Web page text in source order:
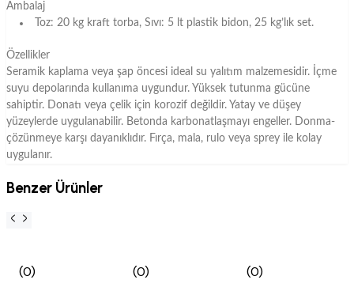
Ambalaj
Toz: 20 kg kraft torba, Sıvı: 5 lt plastik bidon, 25 kg’lık set.
Özellikler
Seramik kaplama veya şap öncesi ideal su yalıtım malzemesidir. İçme
suyu depolarında kullanıma uygundur. Yüksek tutunma gücüne
sahiptir. Donatı veya çelik için korozif değildir. Yatay ve düşey
yüzeylerde uygulanabilir. Betonda karbonatlaşmayı engeller. Donma-
çözünmeye karşı dayanıklıdır. Fırça, mala, rulo veya sprey ile kolay
uygulanır.
Benzer Ürünler
(0)
(0)
(0)